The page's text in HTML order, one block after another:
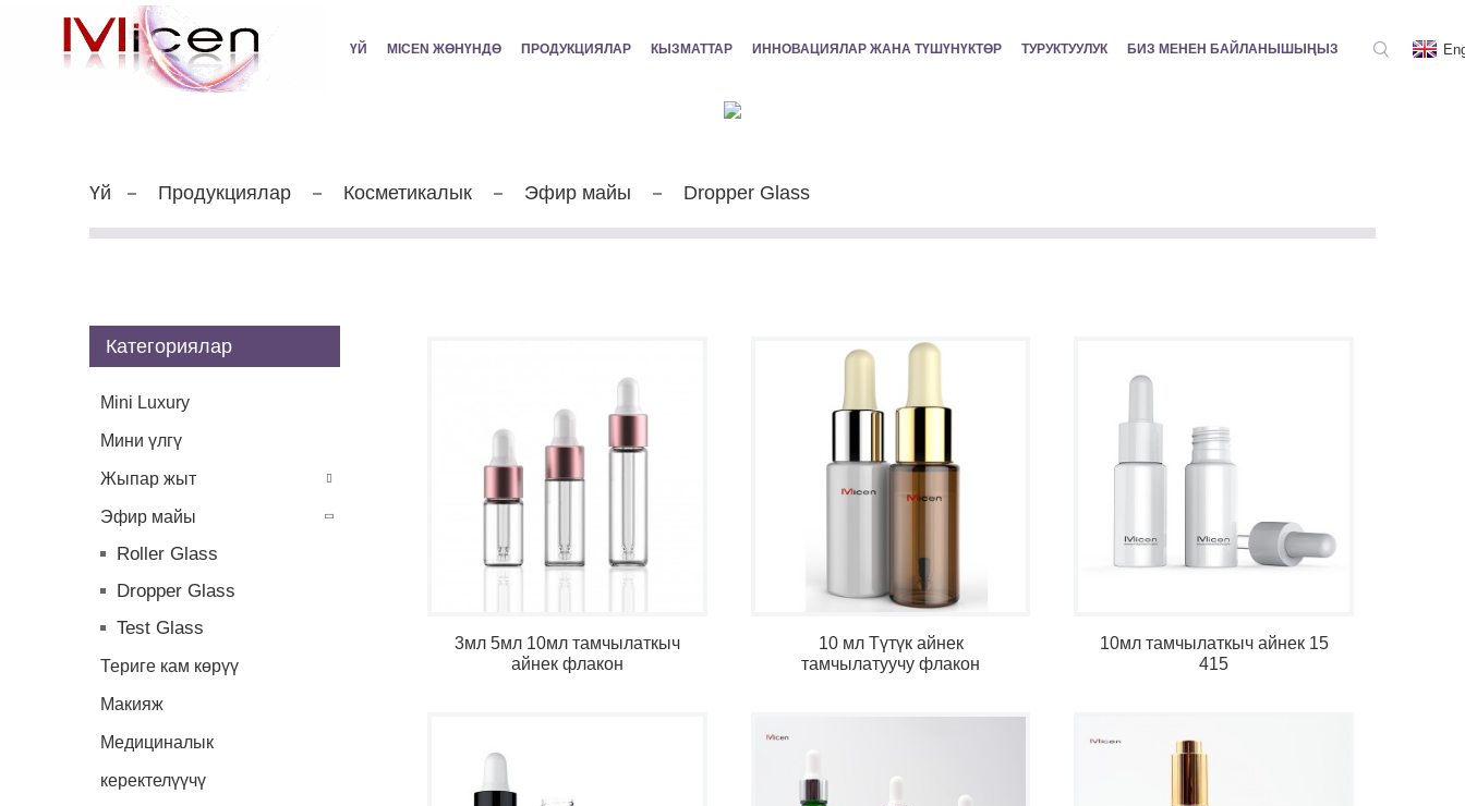
ҮЙ MICEN ЖӨНҮНДӨ ПРОДУКЦИЯЛАР КЫЗМАТТАР ИННОВАЦИЯЛАР ЖАНА ТҮШҮНҮКТӨР ТУРУКТУУЛУК БИЗ МЕНЕН БАЙЛАНЫШЫҢЫЗ
Үй Продукциялар Косметикалык Эфир майы Dropper Glass
Категориялар
Mini Luxury
Мини үлгү
Жыпар жыт
Эфир майы
Roller Glass
Dropper Glass
Test Glass
Териге кам көрүү
Макияж
Медициналык
керектелүүчү
3мл 5мл 10мл тамчылаткыч
айнек флакон
10 мл Түтүк айнек
тамчылатуучу флакон
10мл тамчылаткыч айнек 15
415